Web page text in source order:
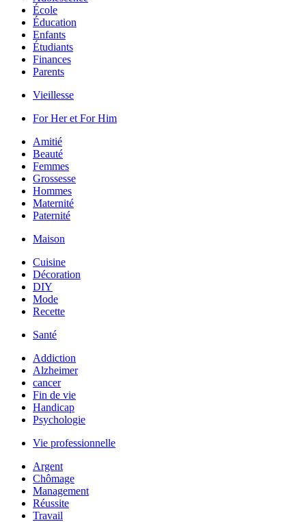
École
Éducation
Enfants
Étudiants
Finances
Parents
Vieillesse
For Her et For Him
Amitié
Beauté
Femmes
Grossesse
Hommes
Maternité
Paternité
Maison
Cuisine
Décoration
DIY
Mode
Recette
Santé
Addiction
Alzheimer
cancer
Fin de vie
Handicap
Psychologie
Vie professionnelle
Argent
Chômage
Management
Réussite
Travail